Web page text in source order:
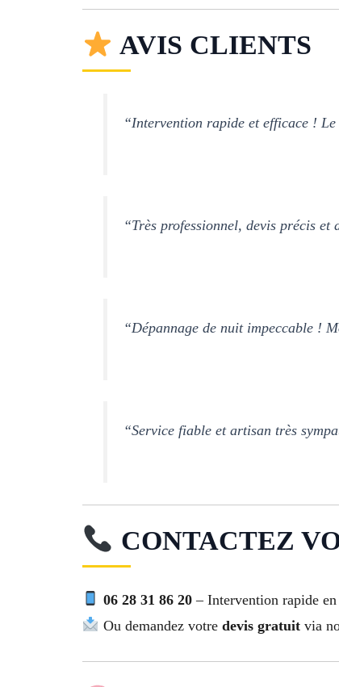
AVIS CLIENTS
“Intervention rapide et efficace !
“Très professionnel, devis précis
“Dépannage de nuit impeccable !
“Service fiable et artisan très
CONTACTEZ
06 28 31 86 20– Intervention rapide
Ou demandez votre devis gratuitvia